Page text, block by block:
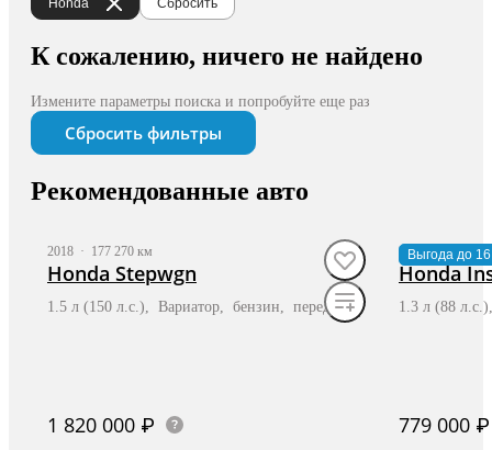
Honda Сбросить
К сожалению, ничего не найдено
Измените параметры поиска и попробуйте еще раз
Сбросить фильтры
Рекомендованные авто
2018 · 177 270 км
Honda Stepwgn
1.5 л (150 л.с.), Вариатор, бензин, передний
1 820 000 ₽
Выгода до
2009·98 744
Honda
1.3 л (88
779 000 ₽